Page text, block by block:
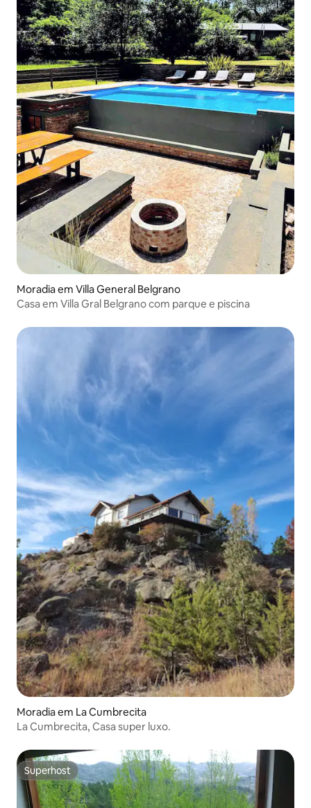
Moradia em Villa General Belgrano
Casa em Villa Gral Belgrano com parque e piscina
Moradia em La Cumbrecita
La Cumbrecita, Casa super luxo.
Superhost
Superhost